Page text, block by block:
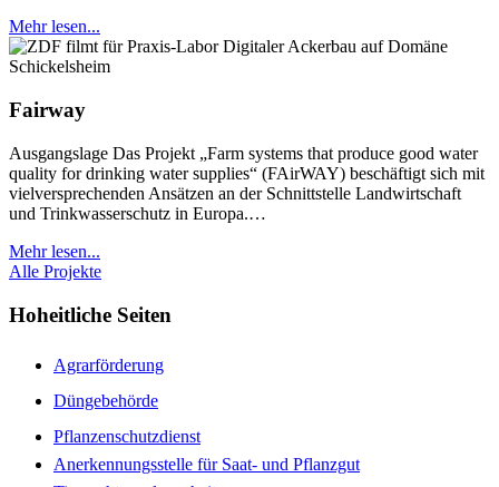
Mehr lesen...
Fairway
Ausgangslage Das Projekt „Farm systems that produce good water
quality for drinking water supplies“ (FAirWAY) beschäftigt sich mit
vielversprechenden Ansätzen an der Schnittstelle Landwirtschaft
und Trinkwasserschutz in Europa.…
Mehr lesen...
Alle Projekte
Hoheitliche Seiten
Agrarförderung
Düngebehörde
Pflanzenschutzdienst
Anerkennungsstelle für Saat- und Pflanzgut